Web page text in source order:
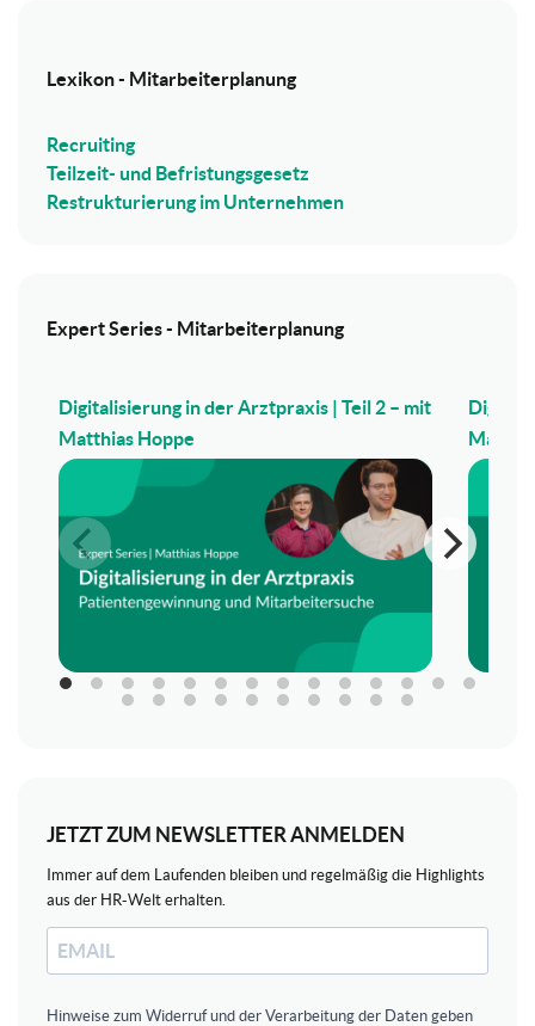
Lexikon - Mitarbeiterplanung
Recruiting
Teilzeit- und Befristungsgesetz
Restrukturierung im Unternehmen
Expert Series - Mitarbeiterplanung
Digitalisierung in der Arztpraxis | Teil 2 – mit
Matthias Hoppe
JETZT ZUM NEWSLETTER ANMELDEN
Immer auf dem Laufenden bleiben und regelmäßig die Highlights
aus der HR-Welt erhalten.
Hinweise zum Widerruf und der Verarbeitung der Daten geben